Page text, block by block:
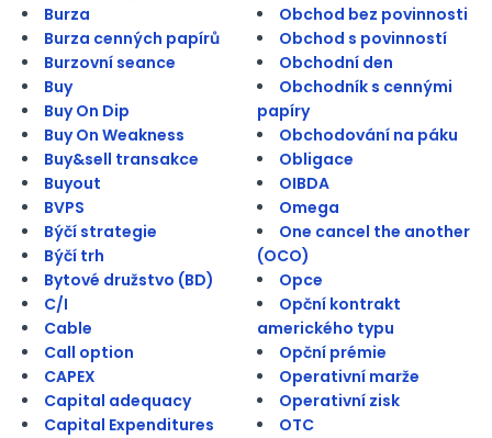
Burza
Burza cenných papírů
Burzovní seance
Buy
Buy On Dip
Buy On Weakness
Buy&sell transakce
Buyout
BVPS
Býčí strategie
Býčí trh
Bytové družstvo (BD)
C/I
Cable
Call option
CAPEX
Capital adequacy
Capital Expenditures
Obchod bez povinnosti
Obchod s povinností
Obchodní den
Obchodník s cennými
papíry
Obchodování na páku
Obligace
OIBDA
Omega
One cancel the another
(OCO)
Opce
Opční kontrakt
amerického typu
Opční prémie
Operativní marže
Operativní zisk
OTC